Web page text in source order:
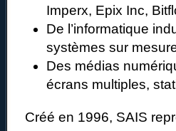
Imperx, Epix Inc,
De l’informatique
systèmes sur
Des médias
écrans multiples,
Créé en 1996, SAIS